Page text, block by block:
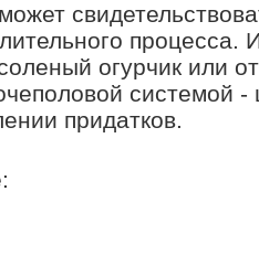
процесса.
огурчик или
системой -
придатков.